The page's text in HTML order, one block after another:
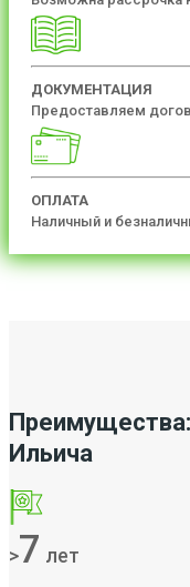
ДОКУМЕНТАЦИЯ
Предоставляем
ОПЛАТА
Наличный и
Преимущества:
Ильича
>7 лет